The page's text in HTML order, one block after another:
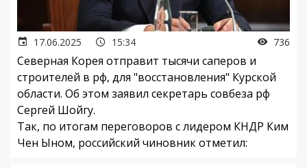
17.06.2025 15:34 736
Северная Корея отправит тысячи саперов и
строителей в рф, для "восстановления" Курской
области. Об этом заявил секретарь совбеза рф
Сергей Шойгу.
Так, по итогам переговоров с лидером КНДР Ким
Чен Ыном, российский чиновник отметил: